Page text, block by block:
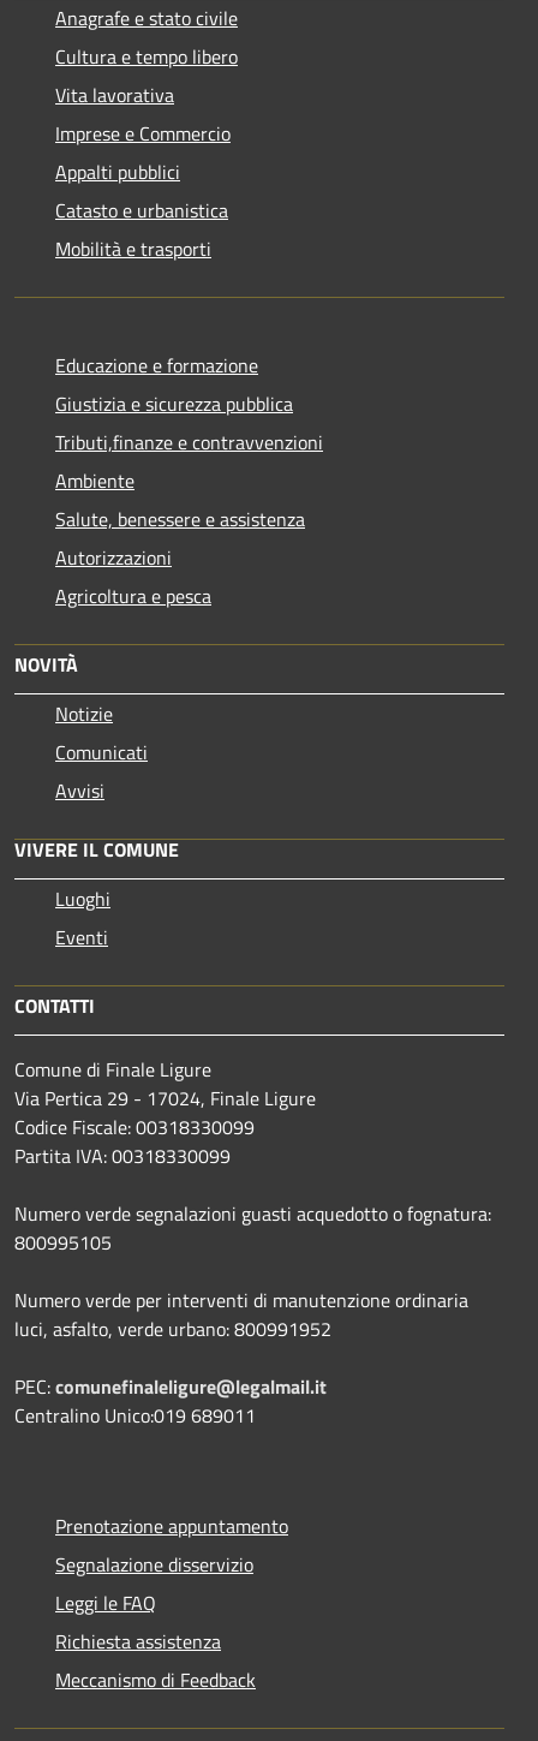
Anagrafe e stato civile
Cultura e tempo libero
Vita lavorativa
Imprese e Commercio
Appalti pubblici
Catasto e urbanistica
Mobilità e trasporti
Educazione e formazione
Giustizia e sicurezza pubblica
Tributi,finanze e contravvenzioni
Ambiente
Salute, benessere e assistenza
Autorizzazioni
Agricoltura e pesca
NOVITÀ
Notizie
Comunicati
Avvisi
VIVERE IL COMUNE
Luoghi
Eventi
CONTATTI
Comune di Finale Ligure
Via Pertica 29 - 17024, Finale Ligure
Codice Fiscale: 00318330099
Partita IVA: 00318330099
Numero verde segnalazioni guasti acquedotto o fognatura:
800995105
Numero verde per interventi di manutenzione ordinaria
luci, asfalto, verde urbano: 800991952
PEC:comunefinaleligure@legalmail.it
Centralino Unico:019 689011
Prenotazione appuntamento
Segnalazione disservizio
Leggi le FAQ
Richiesta assistenza
Meccanismo di Feedback